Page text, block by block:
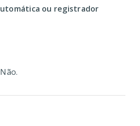
ou registrador
Não.